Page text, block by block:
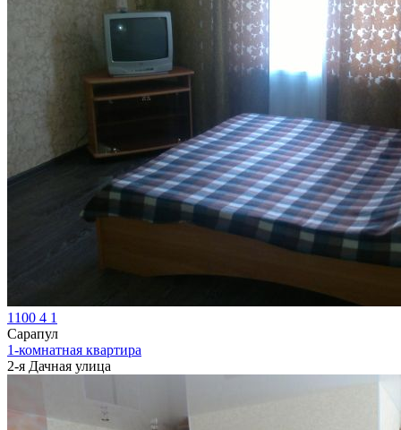
1100 4 1
Сарапул
1-комнатная квартира
2-я Дачная улица